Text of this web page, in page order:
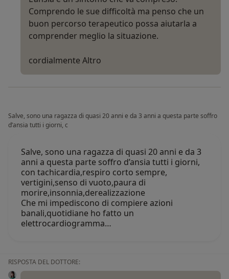
Comprendo le sue difficoltà ma penso che un
buon percorso terapeutico possa aiutarla a
comprender meglio la situazione.
cordialmente Altro
Salve, sono una ragazza di quasi 20 anni e da 3 anni a questa parte soffro
d’ansia tutti i giorni, c
Salve, sono una ragazza di quasi 20 anni e da 3
anni a questa parte soffro d’ansia tutti i giorni,
con tachicardia,respiro corto sempre,
vertigini,senso di vuoto,paura di
morire,insonnia,derealizzazione
Che mi impediscono di compiere azioni
banali,quotidiane ho fatto un
elettrocardiogramma…
RISPOSTA DEL DOTTORE: